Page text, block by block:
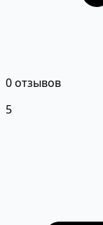
0 отзывов
5